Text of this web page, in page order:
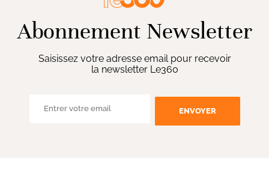
Abonnement Newsletter
Saisissez votre adresse email pour recevoir
la newsletter Le360
ENVOYER